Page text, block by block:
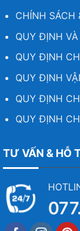
CHÍNH SÁCH
QUY ĐỊNH
QUY ĐỊNH
QUY ĐỊNH
QUY ĐỊNH
QUY ĐỊNH
TƯ VẤN & HỖ